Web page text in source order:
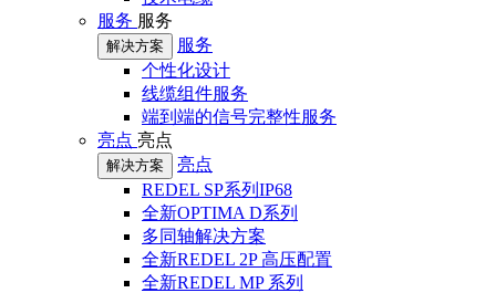
服务 服务
解决方案
服务
个性化设计
线缆组件服务
端到端的信号完整性服务
亮点 亮点
解决方案
亮点
REDEL SP系列IP68
全新OPTIMA D系列
多同轴解决方案
全新REDEL 2P 高压配置
全新REDEL MP 系列